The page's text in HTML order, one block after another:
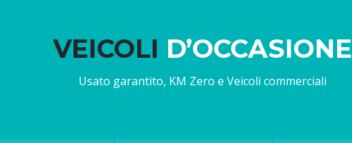
VEICOLI D’OCCASIONE
Usato garantito, KM Zero e Veicoli commerciali